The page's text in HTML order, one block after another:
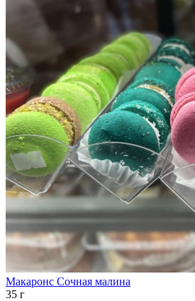
Макаронс Сочная малина
35 г